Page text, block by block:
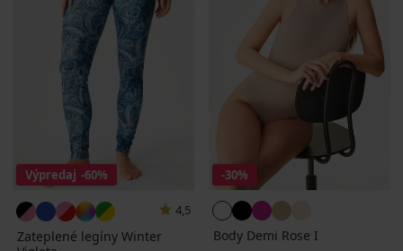
Výpredaj -60%
4,5
Zateplené legíny Winter
-30%
Body Demi Rose I